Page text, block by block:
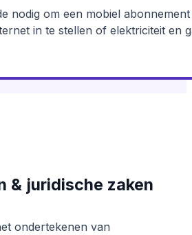
nodig om een mobiel
in te stellen of elektriciteit en
& juridische zaken
ondertekenen van